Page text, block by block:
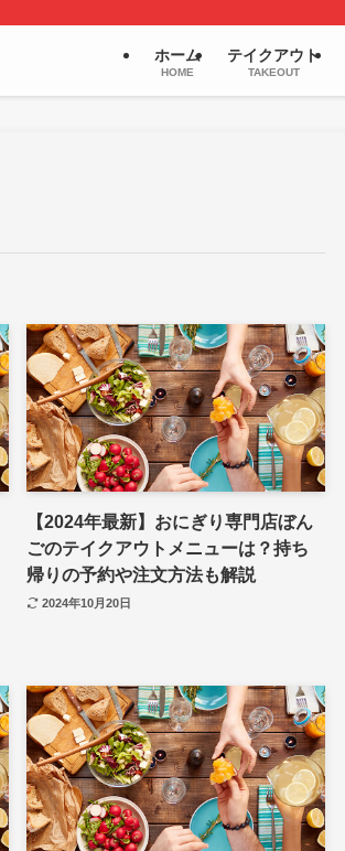
ホーム
HOME
テイクアウト
TAKEOUT
【2024年最新】おにぎり専門店ぼん
ごのテイクアウトメニューは？持ち
帰りの予約や注文方法も解説
2024年10月20日